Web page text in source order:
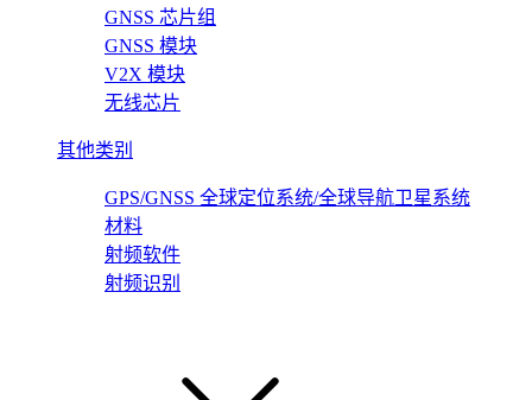
GNSS 芯片组
GNSS 模块
V2X 模块
无线芯片
其他类别
GPS/GNSS 全球定位系统/全球导航卫星系统
材料
射频软件
射频识别